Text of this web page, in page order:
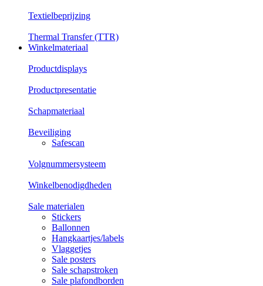
Textielbeprijzing
Thermal Transfer (TTR)
Winkelmateriaal
Productdisplays
Productpresentatie
Schapmateriaal
Beveiliging
Safescan
Volgnummersysteem
Winkelbenodigdheden
Sale materialen
Stickers
Ballonnen
Hangkaartjes/labels
Vlaggetjes
Sale posters
Sale schapstroken
Sale plafondborden